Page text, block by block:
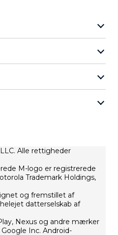
Alle rettigheder
M-logo er registrerede
Trademark Holdings,
og fremstillet af
datterselskab af
Nexus og andre mærker
Inc. Android-